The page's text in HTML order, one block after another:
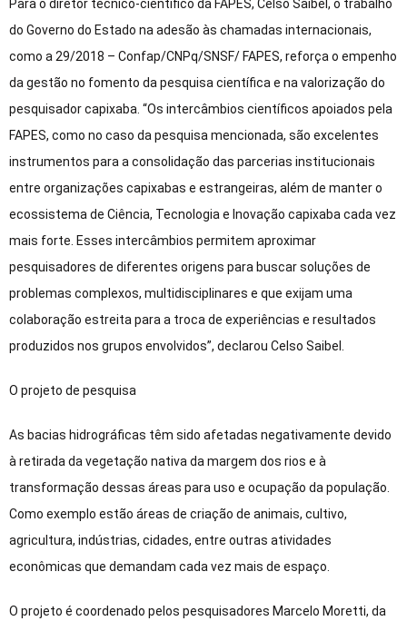
Para o diretor técnico-científico da FAPES, Celso Saibel, o trabalho
do Governo do Estado na adesão às chamadas internacionais,
como a 29/2018 – Confap/CNPq/SNSF/ FAPES, reforça o empenho
da gestão no fomento da pesquisa científica e na valorização do
pesquisador capixaba. “Os intercâmbios científicos apoiados pela
FAPES, como no caso da pesquisa mencionada, são excelentes
instrumentos para a consolidação das parcerias institucionais
entre organizações capixabas e estrangeiras, além de manter o
ecossistema de Ciência, Tecnologia e Inovação capixaba cada vez
mais forte. Esses intercâmbios permitem aproximar
pesquisadores de diferentes origens para buscar soluções de
problemas complexos, multidisciplinares e que exijam uma
colaboração estreita para a troca de experiências e resultados
produzidos nos grupos envolvidos”, declarou Celso Saibel.
O projeto de pesquisa
As bacias hidrográficas têm sido afetadas negativamente devido
à retirada da vegetação nativa da margem dos rios e à
transformação dessas áreas para uso e ocupação da população.
Como exemplo estão áreas de criação de animais, cultivo,
agricultura, indústrias, cidades, entre outras atividades
econômicas que demandam cada vez mais de espaço.
O projeto é coordenado pelos pesquisadores Marcelo Moretti, da